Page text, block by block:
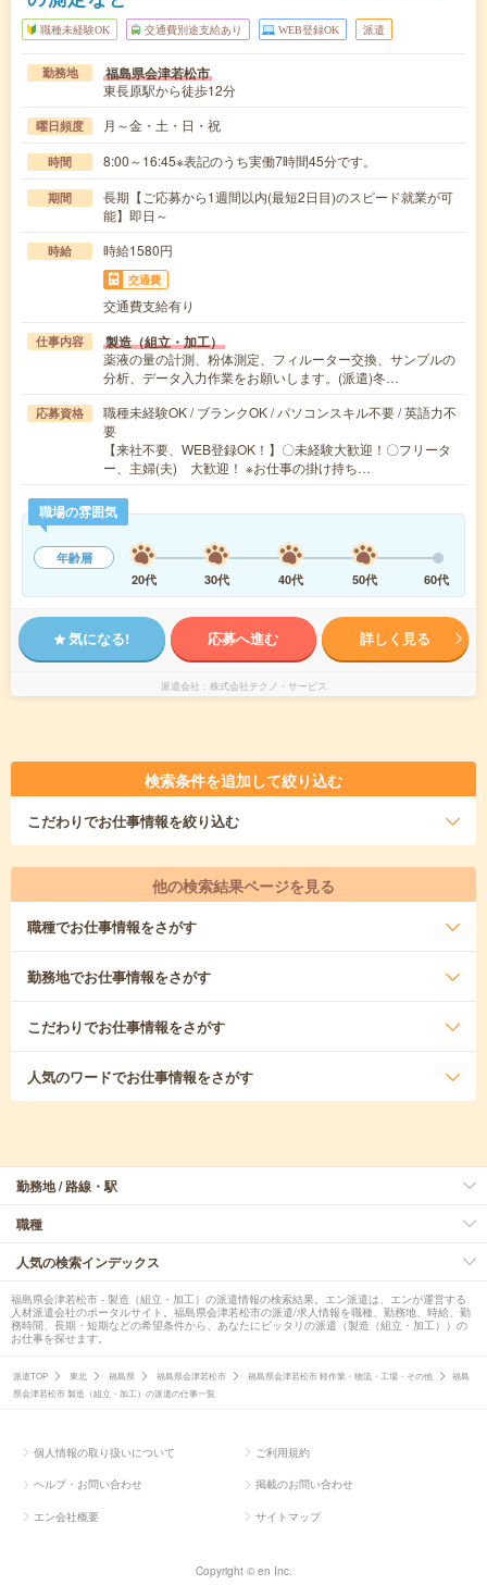
職種未経験OK 交通費別途支給あり WEB登録OK 派遣
勤務地 福島県会津若松市
東長原駅から徒歩12分
曜日頻度 月～金・土・日・祝
時間 8:00～16:45※表記のうち実働7時間45分です。
期間
長期【ご応募から1週間以内(最短2日目)のスピード就業が可
能】即日～
時給 時給1580円
交通費
交通費支給有り
仕事内容 製造（組立・加工）
薬液の量の計測、粉体測定、フィルーター交換、サンプルの
分析、データ入力作業をお願いします。(派遣)冬…
応募資格
職種未経験OK / ブランクOK / パソコンスキル不要 / 英語力不
要
【来社不要、WEB登録OK！】〇未経験大歓迎！〇フリータ
ー、主婦(夫) 大歓迎！ ※お仕事の掛け持ち…
職場の雰囲気
年齢層
20代
30代 40代 50代 60代
気になる! 応募へ進む 詳しく見る
派遣会社 株式会社テクノ・サービス
検索条件を追加して絞り込む
こだわりでお仕事情報を絞り込む
他の検索結果ページを見る
職種でお仕事情報をさがす
勤務地でお仕事情報をさがす
こだわりでお仕事情報をさがす
人気のワードでお仕事情報をさがす
勤務地 / 路線・駅
職種
人気の検索インデックス
福島県会津若松市 - 製造（組立・加工）の派遣情報の検索結果。エン派遣は、エンが運営する
人材派遣会社のポータルサイト。福島県会津若松市の派遣/求人情報を職種、勤務地、時給、勤
務時間、長期・短期などの希望条件から、あなたにピッタリの派遣（製造（組立・加工））の
お仕事を探せます。
派遣TOP 東北 福島県 福島県会津若松市 福島県会津若松市 軽作業・物流・工場・その他
福島
県会津若松市 製造（組立・加工）の派遣の仕事一覧
個人情報の取り扱いについて ご利用規約
ヘルプ・お問い合わせ 掲載のお問い合わせ
エン会社概要 サイトマップ
Copyright © en Inc.